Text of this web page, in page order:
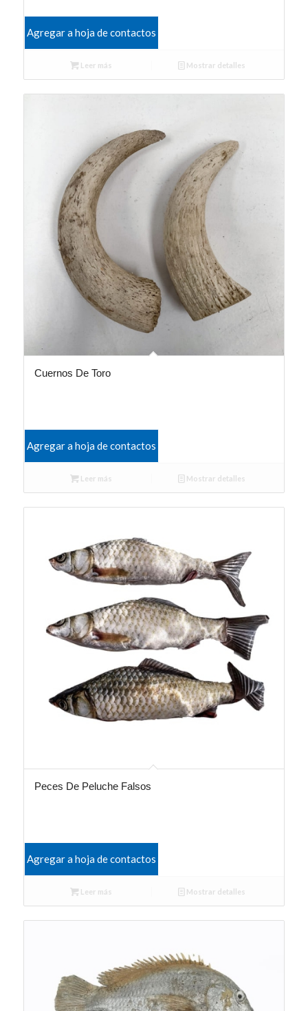
Agregar a hoja de contactos
Leer más Mostrar detalles
Cuernos De Toro
Agregar a hoja de contactos
Leer más Mostrar detalles
Peces De Peluche Falsos
Agregar a hoja de contactos
Leer más Mostrar detalles